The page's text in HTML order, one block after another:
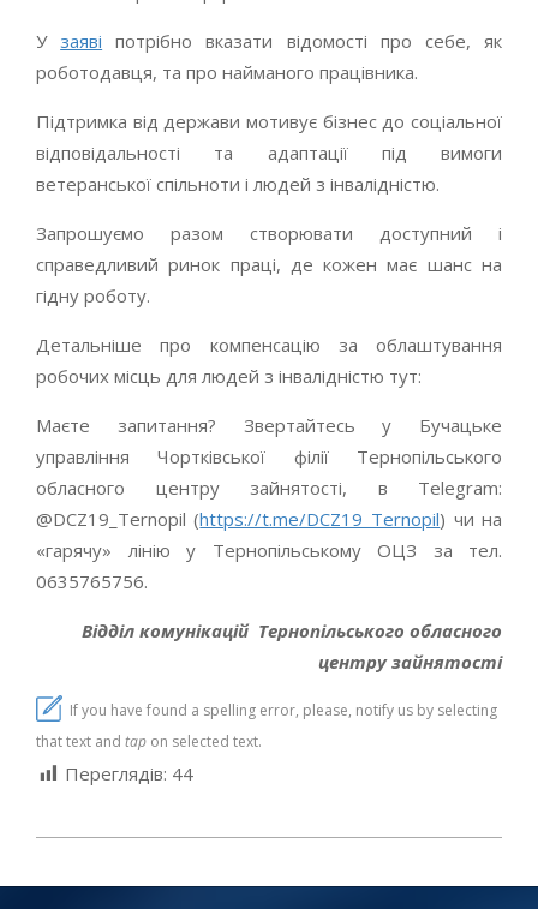
Узаяві потрібно вказати відомості про себе, як
роботодавця, та про найманого працівника.
Підтримка від держави мотивує бізнес до соціальної
відповідальності та адаптації під вимоги
ветеранської спільноти і людей з інвалідністю.
Запрошуємо разом створювати доступний і
справедливий ринок праці, де кожен має шанс на
гідну роботу.
Детальніше про компенсацію за облаштування
робочих місць для людей з інвалідністю тут:
Маєте запитання? Звертайтесь у Бучацьке
управління Чортківської філії Тернопільського
обласного центру зайнятості, в Telegram:
@DCZ19_Ternopil (https://t.me/DCZ19_Ternopil) чи на
«гарячу» лінію у Тернопільському ОЦЗ за тел.
0635765756.
Відділ комунікацій Тернопільського обласного
центру зайнятості
If you have found a spelling error, please, notify us by selecting
that text and tap on selected text.
Переглядів: 44
01-